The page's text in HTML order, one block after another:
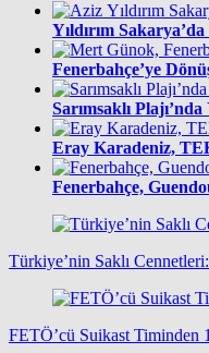
Yıldırım
Fenerbahçe’ye
Sarımsaklı
Eray Karadeniz,
Fenerbahçe,
Türkiye’nin Saklı
FETÖ’cü Suikast Timinden